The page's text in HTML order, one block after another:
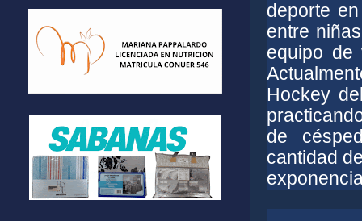
deporte
entre
equipo de
Hockey
de
cantidad